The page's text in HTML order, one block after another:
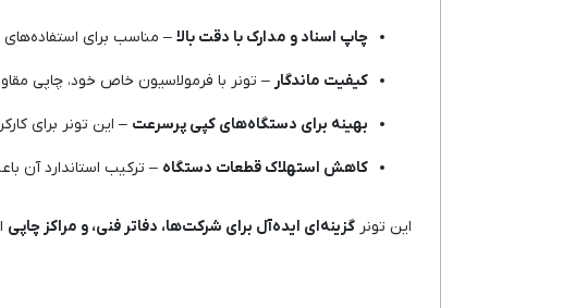
چاپ اسناد و مدارک با دقت بالا – مناسب برای استفاده‌های
کیفیت ماندگار – تونر با فرمولاسیون خاص خود، چاپی
بهینه برای دستگاه‌های کپی پرسرعت – این تونر برای
کاهش استهلاک قطعات دستگاه – ترکیب استاندارد آن
این تونر گزینه‌ای ایده‌آل برای شرکت‌ها، دفاتر فنی، و مراکز چاپی